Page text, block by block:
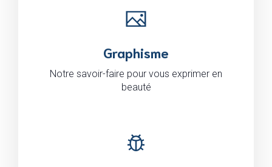
Graphisme
Notre savoir-faire pour vous exprimer en
beauté